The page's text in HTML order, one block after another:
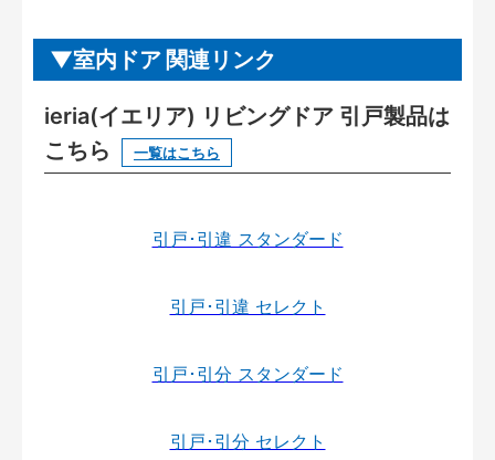
室内ドア 関連リンク
ieria(イエリア) リビングドア 引戸製品は
こちら
一覧はこちら
引戸･引違 スタンダード
引戸･引違 セレクト
引戸･引分 スタンダード
引戸･引分 セレクト